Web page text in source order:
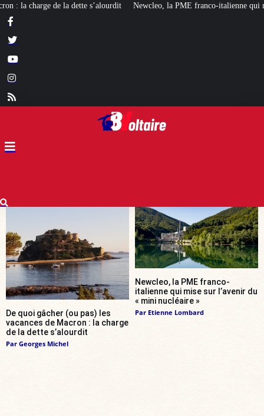
Newcleo, la PME franco-italienne qui mise sur l’avenir du « mini nucléaire
De quoi gâcher (ou pas) les
vacances de Macron : la charge
de la dette s’alourdit
Par Georges Michel
Newcleo, la PME franco-
italienne qui mise sur l’avenir du
« mini nucléaire »
Par Etienne Lombard